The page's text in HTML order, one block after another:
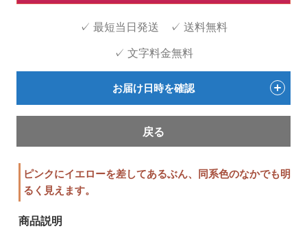
ピンクにイエローを差してあるぶん、同系色のなかでも明
るく見えます。
商品説明
✓ 最短当日発送 ✓ 送料無料
✓ 文字料金無料
お届け日時を確認
戻る